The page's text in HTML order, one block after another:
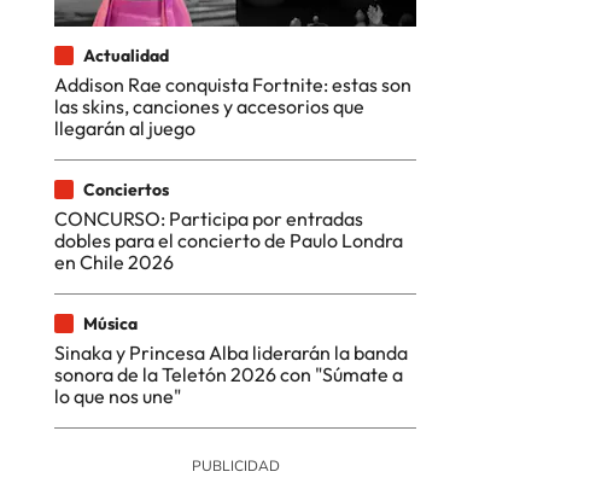
Actualidad
Addison Rae conquista Fortnite: estas son
las skins, canciones y accesorios que
llegarán al juego
Conciertos
CONCURSO: Participa por entradas
dobles para el concierto de Paulo Londra
en Chile 2026
Música
Sinaka y Princesa Alba liderarán la banda
sonora de la Teletón 2026 con "Súmate a
lo que nos une"